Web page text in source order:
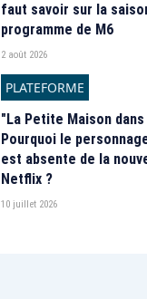
faut savoir sur la
programme de M6
2 août 2026
PLATEFORME
"La Petite Maison
Pourquoi le
est absente de la
Netflix ?
10 juillet 2026